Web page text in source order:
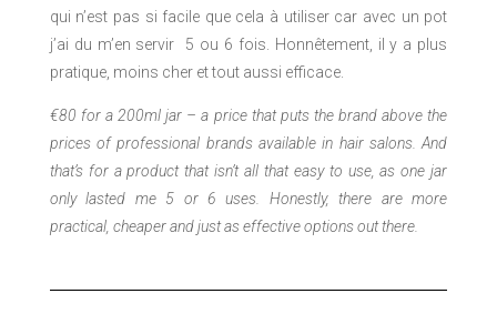
qui n’est pas si facile que cela à utiliser car avec un pot
j’ai du m’en servir 5 ou 6 fois. Honnêtement, il y a plus
pratique, moins cher et tout aussi efficace.
€80 for a 200ml jar – a price that puts the brand above the
prices of professional brands available in hair salons. And
that’s for a product that isn’t all that easy to use, as one jar
only lasted me 5 or 6 uses. Honestly, there are more
practical, cheaper and just as effective options out there.